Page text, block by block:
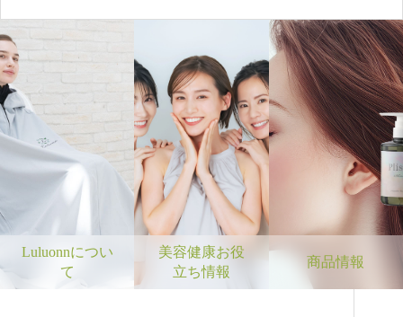
Luluonnについ
て
美容健康お役
立ち情報
商品情報